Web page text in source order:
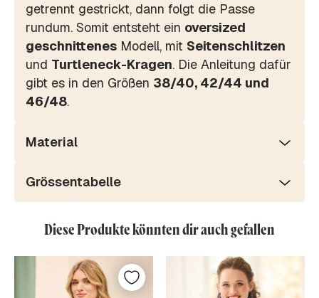
getrennt gestrickt, dann folgt die Passe
rundum. Somit entsteht ein oversized
geschnittenes Modell, mit Seitenschlitzen
und Turtleneck-Kragen. Die Anleitung dafür
gibt es in den Größen 38/40, 42/44 und
46/48.
Material
Grössentabelle
Diese Produkte könnten dir auch gefallen